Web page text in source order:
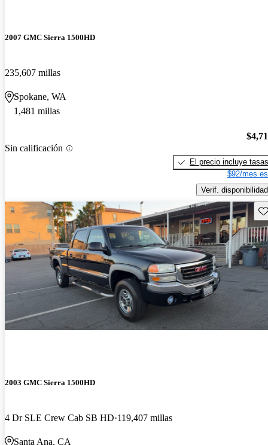
2007 GMC Sierra 1500HD
235,607 millas
Spokane, WA
1,481 millas
Sin calificación
El precio incluye tasas
$92/mes
Verif. disponibilidad
2003 GMC Sierra 1500HD
4 Dr SLE Crew Cab SB HD 119,407 millas
Santa Ana, CA